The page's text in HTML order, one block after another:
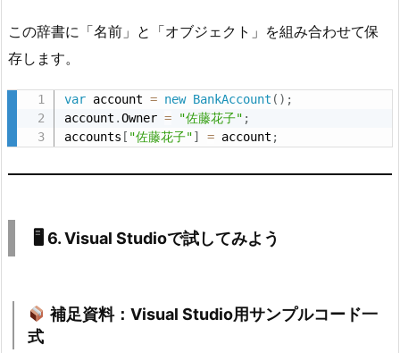
実
行
イ
ミ
グ
質
ポ
イ
この辞書に「名前」と「オブジェクト」を組み合わせて保
存します。
var account = new BankAccount ( ) ;
account .Owner = "佐藤花子" ;
accounts [ "佐藤花子"] = account ;
🖥 6. Visual Studioで試してみよう
補足資料：Visual Studio用サンプルコード一
式